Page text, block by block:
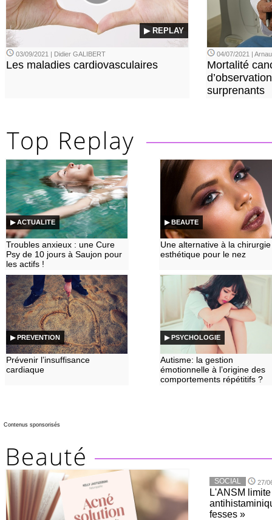
▶ REPLAY
03/09/2021 | Didier GALIBERT
Les maladies cardiovasculaires
04/07/2021 |
Mortalité
surprenants
▶ ACTUALITE
Troubles anxieux : une Cure
Psy de 10 jours à Saujon pour
les actifs !
▶ BEAUTE
Une alternative à la chirurgie
esthétique pour le nez
▶ PREVENTION
Prévenir l’insuffisance
cardiaque
▶ PSYCHOLOGIE
Autisme: la gestion
émotionnelle à l’origine des
comportements répétitifs ?
Contenus sponsorisés
SOCIAL 27/
L'ANSM
fesses »